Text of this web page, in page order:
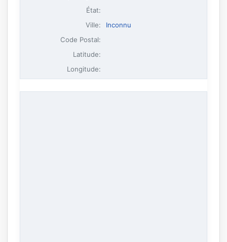
État:
Ville:
Inconnu
Code Postal:
Latitude:
Longitude: